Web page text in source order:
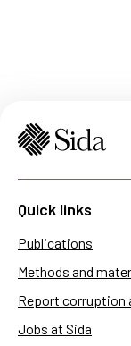
Quick links
Publications
Methods and
Report corruption
Jobs at Sida